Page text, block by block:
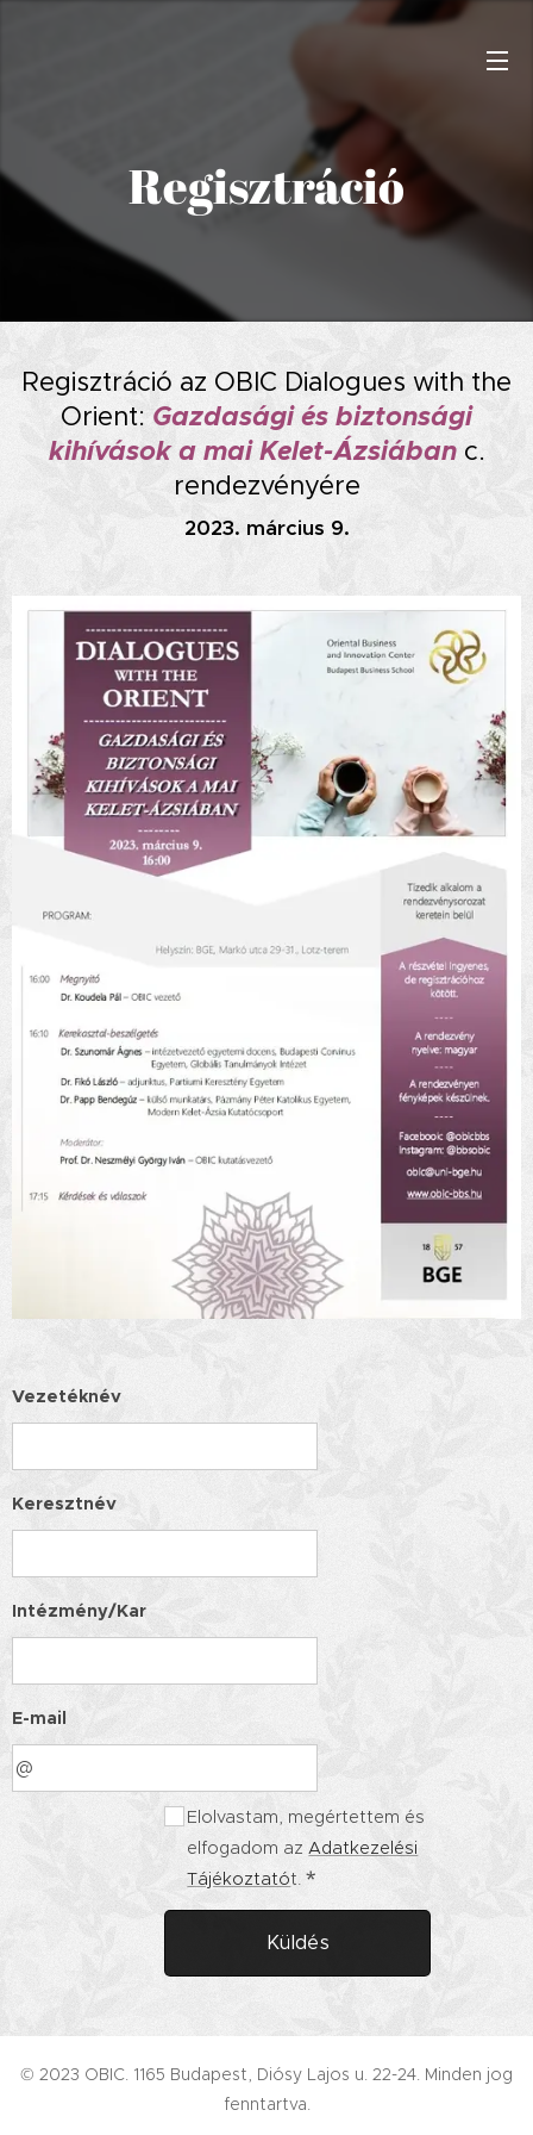
Regisztráció
Regisztráció az OBIC Dialogues with the
Orient: Gazdasági és biztonsági
kihívások a mai Kelet-Ázsiábanc.
rendezvényére
2023. március 9.
Vezetéknév
Keresztnév
Intézmény/Kar
E-mail
Elolvastam, megértettem és
elfogadom azAdatkezelési
Tájékoztatót.
Küldés
© 2023 OBIC. 1165 Budapest, Diósy Lajos u. 22-24. Minden jog
fenntartva.